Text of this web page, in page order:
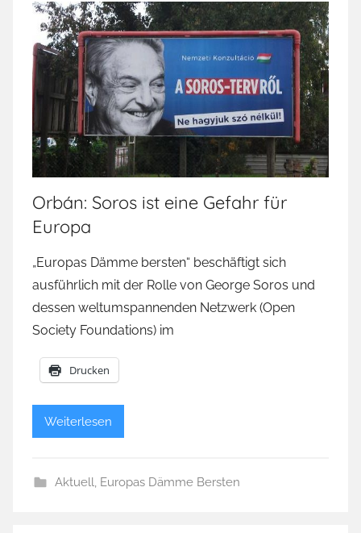
Orbán: Soros ist eine Gefahr für
Europa
„Europas Dämme bersten“ beschäftigt sich
ausführlich mit der Rolle von George Soros und
dessen weltumspannenden Netzwerk (Open
Society Foundations) im
Drucken
Weiterlesen
Aktuell, Europas Dämme Bersten